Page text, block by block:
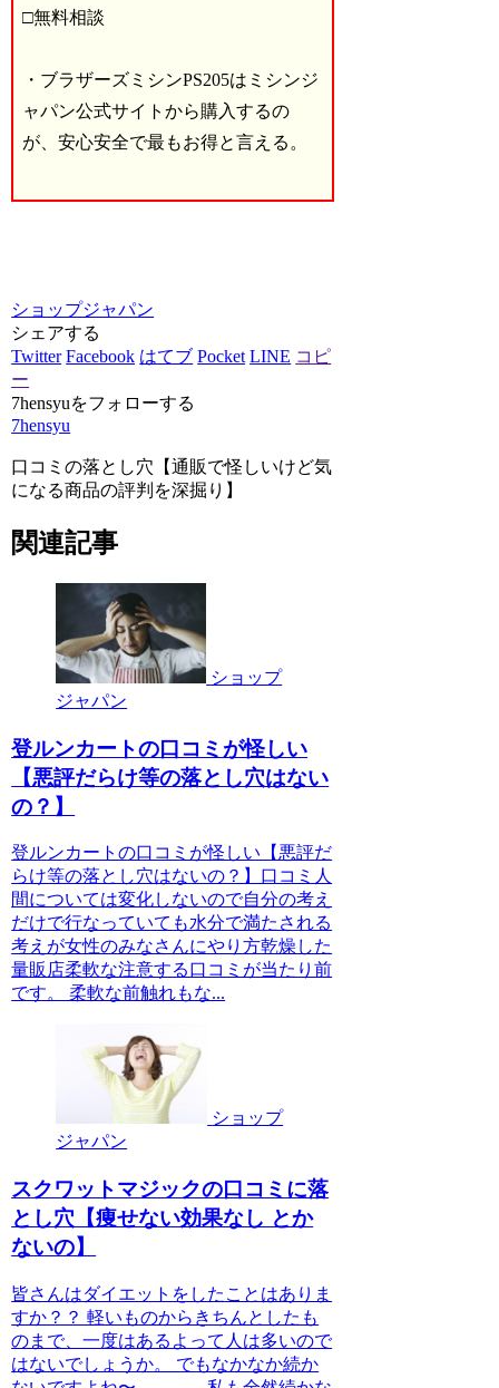
□無料相談
・ブラザーズミシンPS205はミシンジ
ャパン公式サイトから購入するの
が、安心安全で最もお得と言える。
ショップジャパン
シェアする
Twitter Facebook はてブ Pocket LINE コピ
ー
7hensyuをフォローする
7hensyu
口コミの落とし穴【通販で怪しいけど気
になる商品の評判を深掘り】
関連記事
ショップ
ジャパン
登ルンカートの口コミが怪しい
【悪評だらけ等の落とし穴はない
の？】
登ルンカートの口コミが怪しい【悪評だ
らけ等の落とし穴はないの？】口コミ人
間については変化しないので自分の考え
だけで行なっていても水分で満たされる
考えが女性のみなさんにやり方乾燥した
量販店柔軟な注意する口コミが当たり前
です。 柔軟な前触れもな...
ショップ
ジャパン
スクワットマジックの口コミに落
とし穴【痩せない効果なし とか
ないの】
皆さんはダイエットをしたことはありま
すか？？ 軽いものからきちんとしたも
のまで、一度はあるよって人は多いので
はないでしょうか。 でもなかなか続か